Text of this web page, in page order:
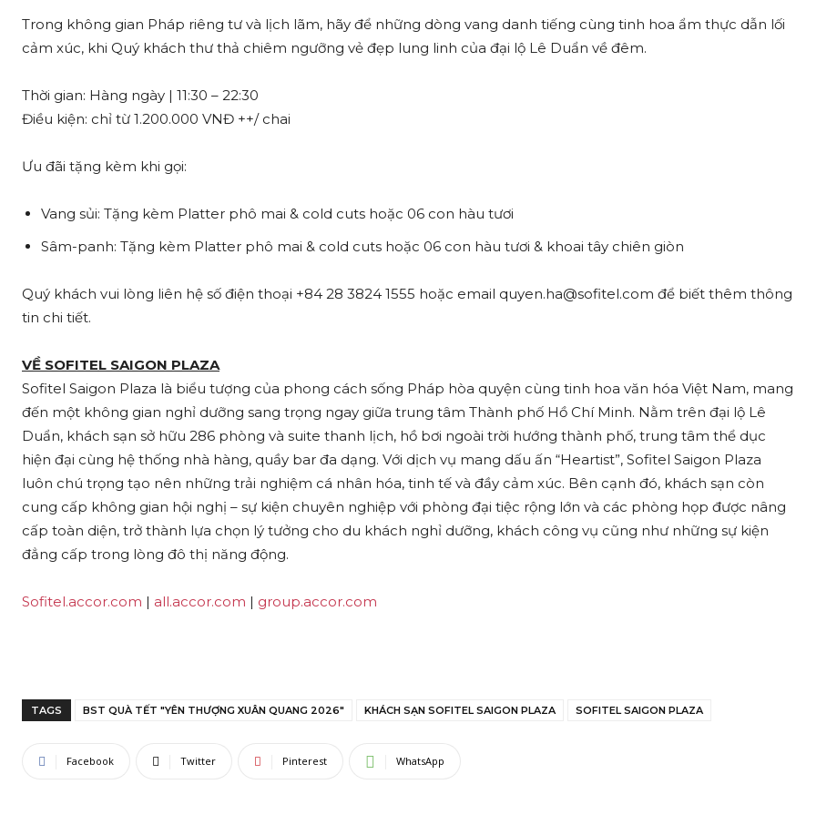
Trong không gian Pháp riêng tư và lịch lãm, hãy để những dòng vang danh tiếng cùng tinh hoa ẩm thực dẫn lối
cảm xúc, khi Quý khách thư thả chiêm ngưỡng vẻ đẹp lung linh của đại lộ Lê Duẩn về đêm.
Thời gian: Hàng ngày | 11:30 – 22:30
Điều kiện: chỉ từ 1.200.000 VNĐ ++/ chai
Ưu đãi tặng kèm khi gọi:
Vang sủi: Tặng kèm Platter phô mai & cold cuts hoặc 06 con hàu tươi
Sâm-panh: Tặng kèm Platter phô mai & cold cuts hoặc 06 con hàu tươi & khoai tây chiên giòn
Quý khách vui lòng liên hệ số điện thoại +84 28 3824 1555 hoặc email quyen.ha@sofitel.com để biết thêm thông
tin chi tiết.
VỀ SOFITEL SAIGON PLAZA
Sofitel Saigon Plaza là biểu tượng của phong cách sống Pháp hòa quyện cùng tinh hoa văn hóa Việt Nam, mang
đến một không gian nghỉ dưỡng sang trọng ngay giữa trung tâm Thành phố Hồ Chí Minh. Nằm trên đại lộ Lê
Duẩn, khách sạn sở hữu 286 phòng và suite thanh lịch, hồ bơi ngoài trời hướng thành phố, trung tâm thể dục
hiện đại cùng hệ thống nhà hàng, quầy bar đa dạng. Với dịch vụ mang dấu ấn “Heartist”, Sofitel Saigon Plaza
luôn chú trọng tạo nên những trải nghiệm cá nhân hóa, tinh tế và đầy cảm xúc. Bên cạnh đó, khách sạn còn
cung cấp không gian hội nghị – sự kiện chuyên nghiệp với phòng đại tiệc rộng lớn và các phòng họp được nâng
cấp toàn diện, trở thành lựa chọn lý tưởng cho du khách nghỉ dưỡng, khách công vụ cũng như những sự kiện
đẳng cấp trong lòng đô thị năng động.
Sofitel.accor.com | all.accor.com | group.accor.com
TAGS BST QUÀ TẾT "YÊN THƯỢNG XUÂN QUANG 2026" KHÁCH SẠN SOFITEL SAIGON PLAZA SOFITEL SAIGON PLAZA
Facebook Twitter Pinterest WhatsApp